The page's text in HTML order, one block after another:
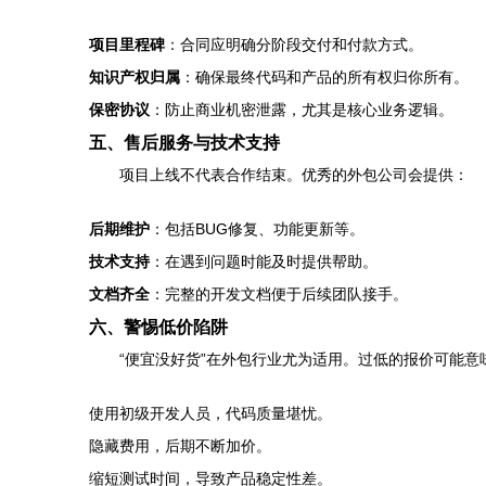
项目里程碑 ：合同应明确分阶段交付和付款方式。
知识产权归属 ：确保最终代码和产品的所有权归你所有。
保密协议 ：防止商业机密泄露，尤其是核心业务逻辑。
五、售后服务与技术支持
项目上线不代表合作结束。优秀的外包公司会提供：
后期维护 ：包括BUG修复、功能更新等。
技术支持：在遇到问题时能及时提供帮助。
文档齐全 ：完整的开发文档便于后续团队接手。
六、警惕低价陷阱
“便宜没好货”在外包行业尤为适用。过低的报价可能意
使用初级开发人员，代码质量堪忧。
隐藏费用，后期不断加价。
缩短测试时间，导致产品稳定性差。